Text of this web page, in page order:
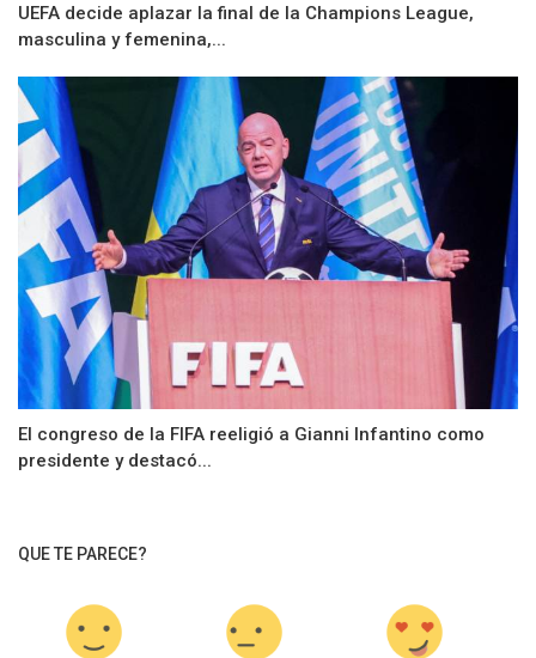
UEFA decide aplazar la final de la Champions League,
masculina y femenina,...
El congreso de la FIFA reeligió a Gianni Infantino como
presidente y destacó...
QUE TE PARECE?